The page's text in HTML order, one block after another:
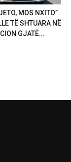
MOS NXITO”
TË SHTUARA NË
GJATË...